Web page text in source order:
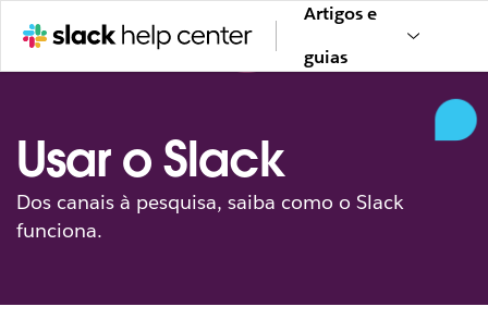
Artigos e
guias
Usar o Slack
Dos canais à pesquisa, saiba como o Slack
funciona.